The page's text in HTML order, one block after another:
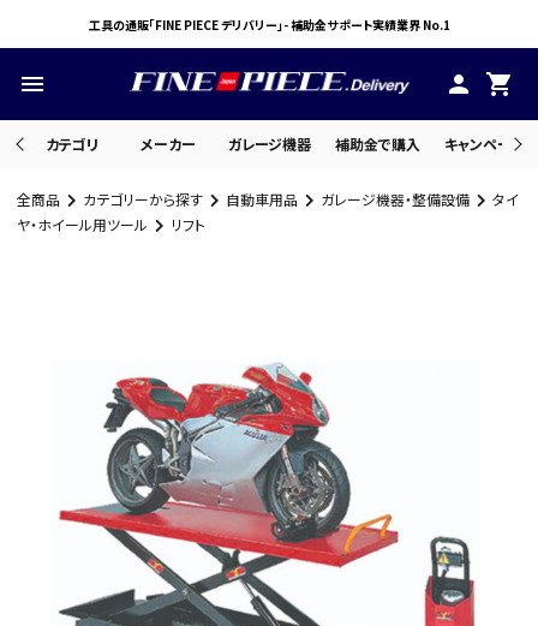
工具の通販「FINE PIECE デリバリー」- 補助金サポート実績業界 No.1
menu person shopping_cart
カテゴリ メーカー ガレージ機器 補助金で購入 キャンペーン
ログイン person 会員登録
全商品 カテゴリーから探す 自動車用品 ガレージ機器・整備設備
タイ
ヤ・ホイール用ツール
リフト